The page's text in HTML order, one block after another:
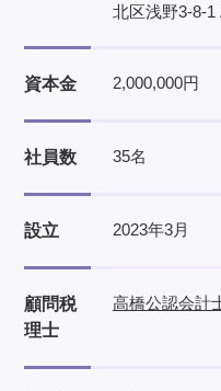
北区浅野
資本金 2,000,000円
社員数 35名
設立 2023年3月
顧問税
理士
高橋公認会計